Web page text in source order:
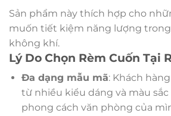
Sản phẩm này thích hợp cho
muốn tiết kiệm năng lượng
không khí.
Lý Do Chọn Rèm Cuốn Tại
Đa dạng mẫu mã: Khách
từ nhiều kiểu dáng và màu
phong cách văn phòng của